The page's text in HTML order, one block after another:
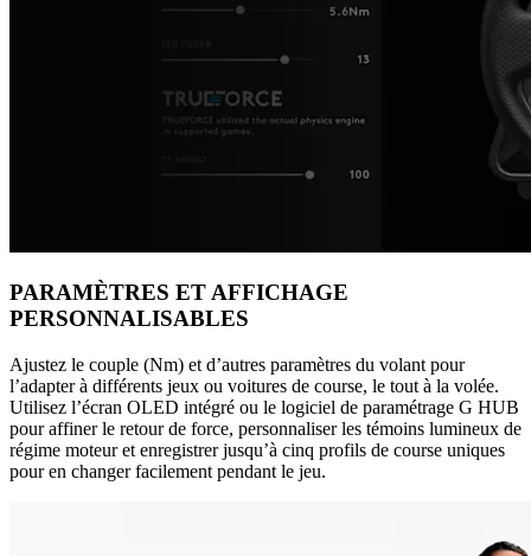
PARAMÈTRES ET AFFICHAGE
PERSONNALISABLES
Ajustez le couple (Nm) et d’autres paramètres du volant pour
l’adapter à différents jeux ou voitures de course, le tout à la volée.
Utilisez l’écran OLED intégré ou le logiciel de paramétrage G HUB
pour affiner le retour de force, personnaliser les témoins lumineux de
régime moteur et enregistrer jusqu’à cinq profils de course uniques
pour en changer facilement pendant le jeu.